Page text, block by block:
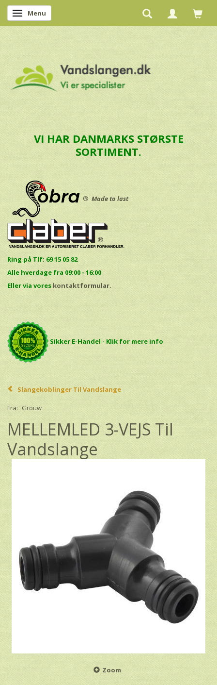
Skifte navigation
Menu
VI HAR DANMARKS STØRSTE
SORTIMENT.
® Made to last
Ring på Tlf: 69 15 05 82
Alle hverdage fra 09:00 - 16:00
Eller via vores kontaktformular.
Sikker E-Handel - Klik for mere info
Slangekoblinger Til Vandslange
Fra: Grouw
MELLEMLED 3-VEJS Til
Vandslange
Zoom